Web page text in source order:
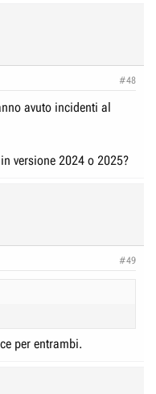
#48
avuto incidenti al
versione 2024 o 2025?
#49
per entrambi.